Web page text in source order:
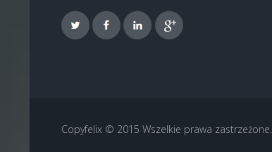
Copyfelix © 2015 Wszelkie prawa zastrzeżone.